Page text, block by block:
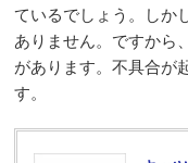
ているでしょう。しか
ありません。ですから
があります。不具合が
す。